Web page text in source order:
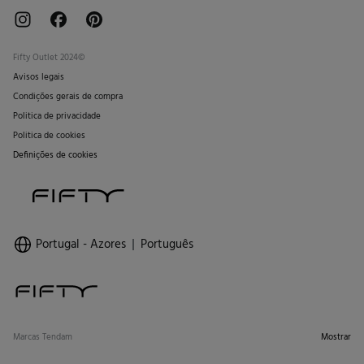
Fifty Outlet 2024©
Avisos legais
Condições gerais de compra
Politica de privacidade
Politica de cookies
Definições de cookies
Portugal - Azores Português
Marcas Tendam Mostrar